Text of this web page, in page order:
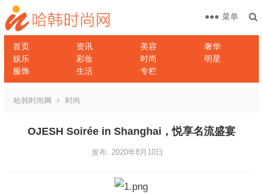
首页 资讯 美容
奢华
娱乐
彩妆 时尚
明星
服饰
生活 专栏
菜单
哈韩时尚网 时尚
OJESH Soirée in Shanghai，悦享名流盛宴
发布: 2020年8月10日